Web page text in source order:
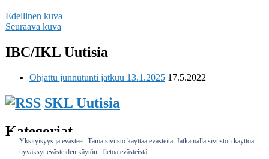
Edellinen kuva
Seuraava kuva
IBC/IKL Uutisia
Ohjattu junnutunti jatkuu 13.1.2025 17.5.2022
SKL Uutisia
Kategoriat
Yleinen
Yksityisyys ja evästeet: Tämä sivusto käyttää evästeitä. Jatkamalla sivuston käyttöä
hyväksyt evästeiden käytön. Tietoa evästeistä.